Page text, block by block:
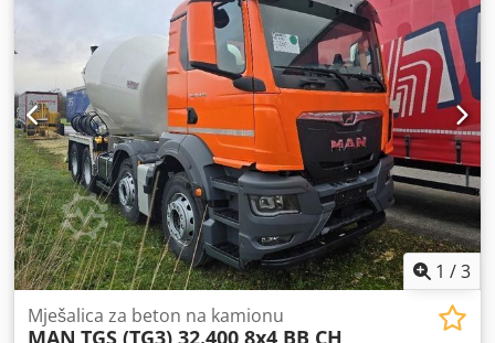
1 /3
Mješalica za beton na kamionu
MAN TGS (TG3) 32.400 8x4 BB CH